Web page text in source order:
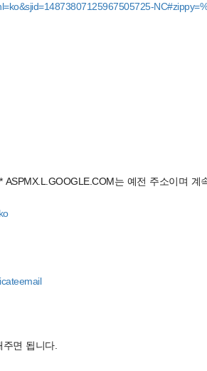
는 예전 주소이며 계
면 됩니다.